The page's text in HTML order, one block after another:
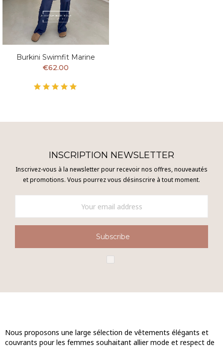
Burkini Swimfit Marine
€62.00
INSCRIPTION NEWSLETTER
Inscrivez-vous à la newsletter pour recevoir nos offres, nouveautés
et promotions. Vous pourrez vous désinscrire à tout moment.
Subscribe
Nous proposons une large sélection de vêtements élégants et
couvrants pour les femmes souhaitant allier mode et respect de